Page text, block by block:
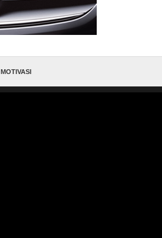
MOTIVASI